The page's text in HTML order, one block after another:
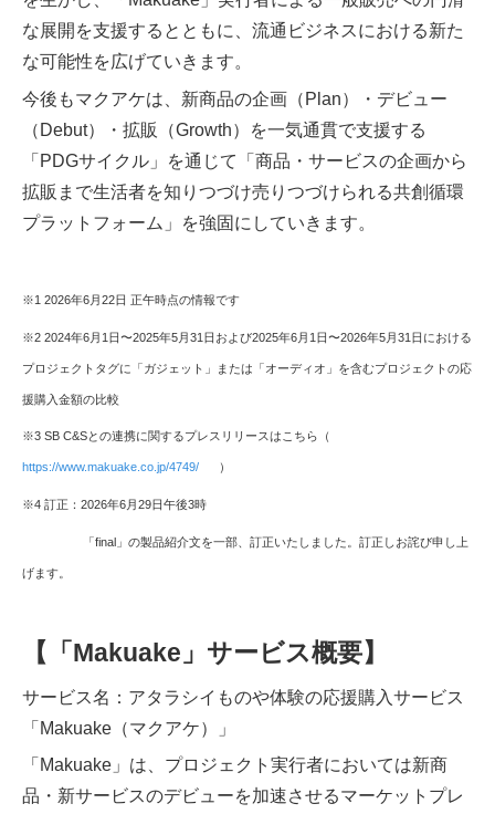
な展開を支援するとともに、流通ビジネスにおける新た
な可能性を広げていきます。
今後もマクアケは、新商品の企画（Plan）・デビュー
（Debut）・拡販（Growth）を一気通貫で支援する
「PDGサイクル」を通じて「商品・サービスの企画から
拡販まで生活者を知りつづけ売りつづけられる共創循環
プラットフォーム」を強固にしていきます。
※1 2026年6月22日 正午時点の情報です
※2 2024年6月1日〜2025年5月31日および2025年6月1日〜2026年5月31日における
プロジェクトタグに「ガジェット」または「オーディオ」を含むプロジェクトの応
援購入金額の比較
※3 SB C&Sとの連携に関するプレスリリースはこちら（
https://www.makuake.co.jp/4749/ ）
※4 訂正：2026年6月29日午後3時
「final」の製品紹介文を一部、訂正いたしました。訂正しお詫び申し上
げます。
【 「Makuake 」サービス概要】
サービス名：アタラシイものや体験の応援購入サービス
「Makuake（マクアケ）」
「Makuake」は、プロジェクト実行者においては新商
品・新サービスのデビューを加速させるマーケットプレ